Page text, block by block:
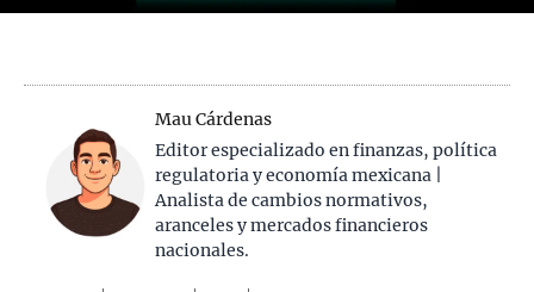
Mau Cárdenas
Editor especializado en finanzas, política
regulatoria y economía mexicana |
Analista de cambios normativos,
aranceles y mercados financieros
nacionales.